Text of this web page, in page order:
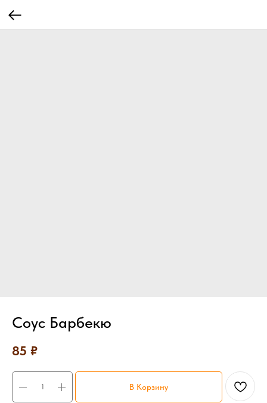
Соус Барбекю
85 ₽
В Корзину